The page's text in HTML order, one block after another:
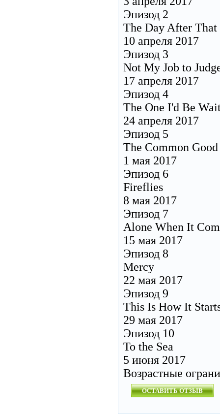
Эпизод 2
The Day After That
10 апреля 2017
Эпизод 3
Not My Job to
17 апреля 2017
Эпизод 4
The One I'd Be
24 апреля 2017
Эпизод 5
The Common Good
1 мая 2017
Эпизод 6
Fireflies
8 мая 2017
Эпизод 7
Alone When It
15 мая 2017
Эпизод 8
Mercy
22 мая 2017
Эпизод 9
This Is How It
29 мая 2017
Эпизод 10
To the Sea
5 июня 2017
Возрастные
ОСТАВИТЬ ОТЗЫВ